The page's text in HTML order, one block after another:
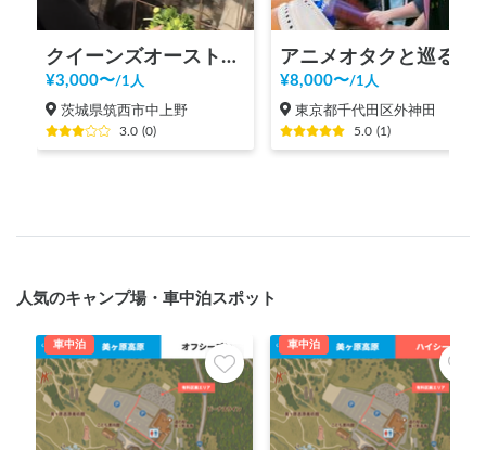
クイーンズオーストリッチつくば
¥3,000〜/1人
茨城県筑西市中上野
3.0 (0)
¥8,000〜/1人
東京都千代田区外神田
5.0 (1 )
人気のキャンプ場・車中泊スポット
車中泊 車中泊